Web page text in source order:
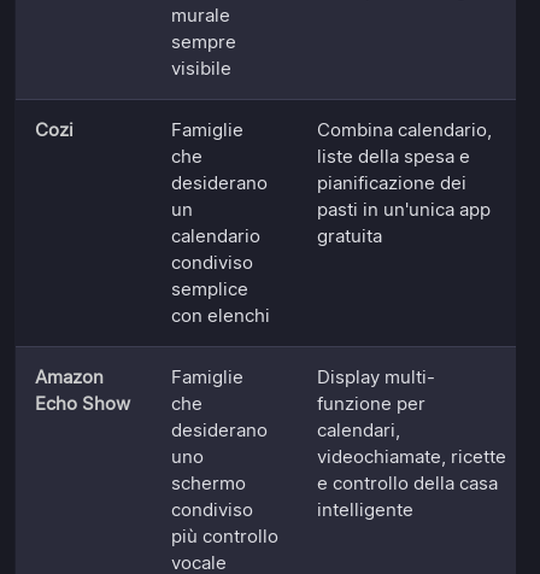
murale
sempre
visibile
Cozi
Famiglie
che
desiderano
un
calendario
condiviso
semplice
con elenchi
Combina calendario,
liste della spesa e
pianificazione dei
pasti in un'unica app
gratuita
Amazon
Echo Show
Famiglie
che
desiderano
uno
schermo
condiviso
più controllo
vocale
Display multi-
funzione per
calendari,
videochiamate, ricette
e controllo della casa
intelligente